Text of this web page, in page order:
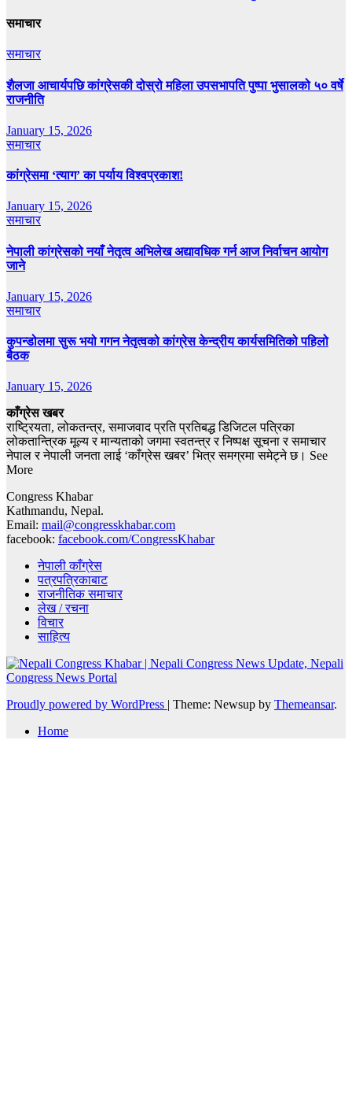
समाचार
समाचार
शैलजा आचार्यपछि कांग्रेसकी दोस्रो महिला उपसभापति पुष्पा भुसालको ५० वर्षे
राजनीति
January 15, 2026
समाचार
कांग्रेसमा ‘त्याग’ का पर्याय विश्वप्रकाश!
January 15, 2026
समाचार
नेपाली कांग्रेसको नयाँ नेतृत्व अभिलेख अद्यावधिक गर्न आज निर्वाचन आयोग
जाने
January 15, 2026
समाचार
कुपन्डोलमा सुरू भयो गगन नेतृत्वको कांग्रेस केन्द्रीय कार्यसमितिको पहिलो
बैठक
January 15, 2026
काँग्रेस खबर
राष्ट्रियता, लोकतन्त्र, समाजवाद प्रति प्रतिबद्ध डिजिटल पत्रिका
लोकतान्त्रिक मूल्य र मान्यताको जगमा स्वतन्त्र र निष्पक्ष सूचना र समाचार
नेपाल र नेपाली जनता लाई ‘काँग्रेस खबर’ भित्र समग्रमा समेट्ने छ। See
More
Congress Khabar
Kathmandu, Nepal.
Email: mail@congresskhabar.com
facebook: facebook.com/CongressKhabar
नेपाली काँग्रेस
पत्रपत्रिकाबाट
राजनीतिक समाचार
लेख / रचना
विचार
साहित्य
Proudly powered by WordPress | Theme: Newsup by Themeansar.
Home